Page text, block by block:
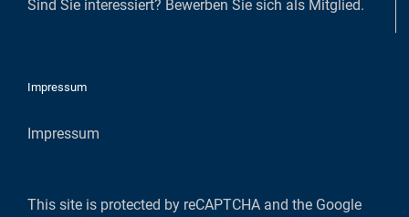
Sind Sie interessiert? Bewerben Sie sich als Mitglied.
Impressum
Impressum
This site is protected by reCAPTCHA and the Google